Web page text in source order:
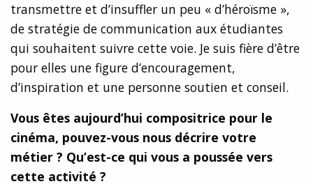
transmettre et d’insuffler un peu « d’héroïsme »,
de stratégie de communication aux étudiantes
qui souhaitent suivre cette voie. Je suis fière d’être
pour elles une figure d’encouragement,
d’inspiration et une personne soutien et conseil.
Vous êtes aujourd’hui compositrice pour le
cinéma, pouvez-vous nous décrire votre
métier ? Qu’est-ce qui vous a poussée vers
cette activité ?